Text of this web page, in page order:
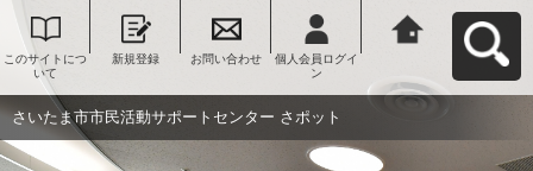
このサイトにつ
いて
新規登録 お問い合わせ
個人会員ログイ
ン
ンター さポット
へ戻る
さいたま市市民活動サポートセンター さポット